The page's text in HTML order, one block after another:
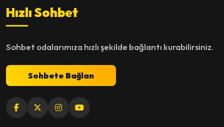
Hızlı Sohbet
Sohbet odalarımıza hızlı şekilde bağlantı kurabilirsiniz.
Sohbete Bağlan